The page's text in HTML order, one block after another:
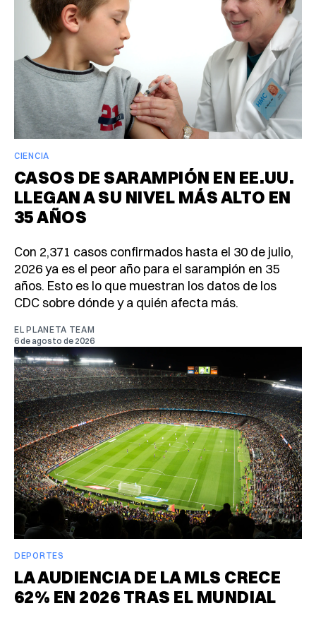
CIENCIA
CASOS DE SARAMPIÓN EN EE.UU.
LLEGAN A SU NIVEL MÁS ALTO EN
35 AÑOS
Con 2,371 casos confirmados hasta el 30 de julio,
2026 ya es el peor año para el sarampión en 35
años. Esto es lo que muestran los datos de los
CDC sobre dónde y a quién afecta más.
EL PLANETA TEAM
6 de agosto de 2026
DEPORTES
LA AUDIENCIA DE LA MLS CRECE
62% EN 2026 TRAS EL MUNDIAL